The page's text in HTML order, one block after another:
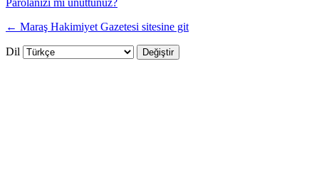
Parolanızı mı unuttunuz?
← Maraş Hakimiyet Gazetesi sitesine git
Dil